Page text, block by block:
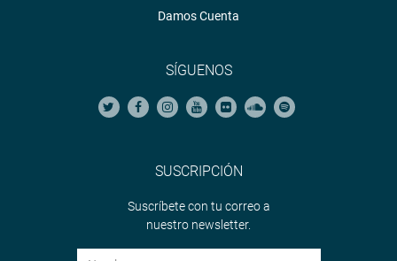
Damos Cuenta
SÍGUENOS
SUSCRIPCIÓN
Suscríbete con tu correo a
nuestro newsletter.